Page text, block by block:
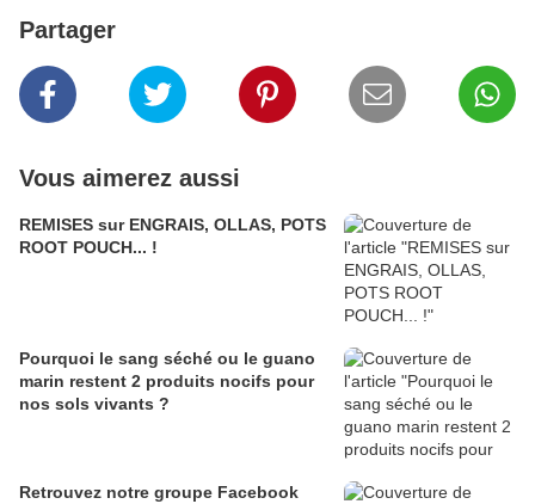
Partager
Vous aimerez aussi
REMISES sur ENGRAIS, OLLAS, POTS
ROOT POUCH... !
Pourquoi le sang séché ou le guano
marin restent 2 produits nocifs pour
nos sols vivants ?
Retrouvez notre groupe Facebook